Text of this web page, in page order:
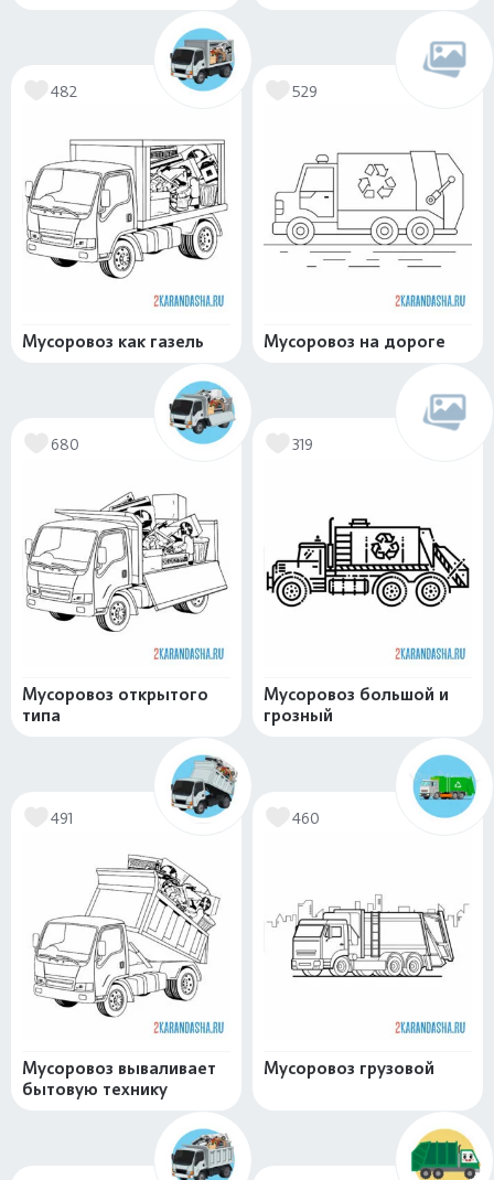
482
Мусоровоз как газель
529
Мусоровоз на дороге
680
Мусоровоз открытого
типа
319
Мусоровоз большой и
грозный
491
Мусоровоз вываливает
бытовую технику
460
Мусоровоз грузовой